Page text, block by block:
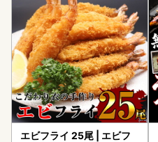
エビフライ 25尾 | エビフ